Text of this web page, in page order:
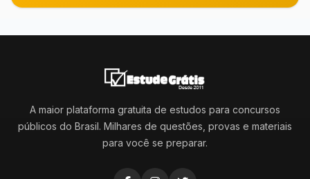
A maior plataforma gratuita de estudos para concursos
públicos do Brasil. Milhares de questões, provas e materiais
para você se preparar.